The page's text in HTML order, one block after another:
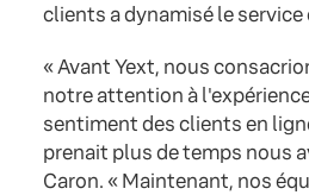
clients a dynamisé le
« Avant Yext, nous
notre attention à
sentiment des clients en
prenait plus de temps nous
Caron. « Maintenant, nos